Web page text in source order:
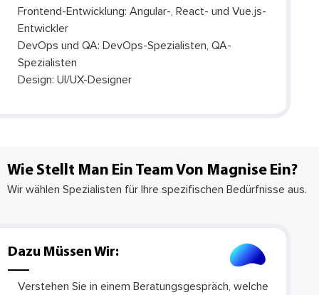
Frontend-Entwicklung: Angular-, React- und Vue.js-
Entwickler
DevOps und QA: DevOps-Spezialisten, QA-
Spezialisten
Design: UI/UX-Designer
Wie Stellt Man Ein Team Von Magnise Ein?
Wir wählen Spezialisten für Ihre spezifischen Bedürfnisse aus.
Dazu Müssen Wir:
Verstehen Sie in einem Beratungsgespräch, welche